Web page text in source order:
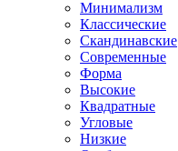
Минимализм
Классические
Скандинавские
Современные
Форма
Высокие
Квадратные
Угловые
Низкие